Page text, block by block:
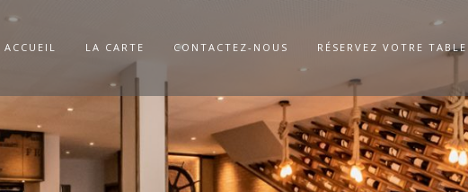
ACCUEIL LA CARTE CONTACTEZ-NOUS RÉSERVEZ VOTRE TABLE